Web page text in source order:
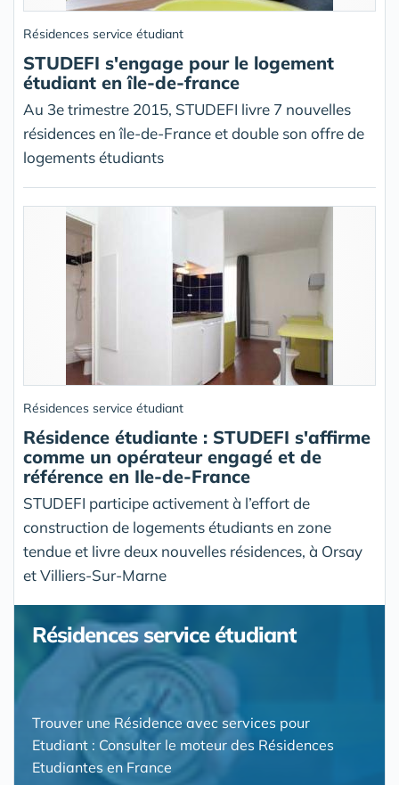
Résidences service étudiant
STUDEFI s'engage pour le logement
étudiant en île-de-france
Au 3e trimestre 2015, STUDEFI livre 7 nouvelles
résidences en île-de-France et double son offre de
logements étudiants
Résidences service étudiant
Résidence étudiante : STUDEFI s'affirme
comme un opérateur engagé et de
référence en Ile-de-France
STUDEFI participe activement à l’effort de
construction de logements étudiants en zone
tendue et livre deux nouvelles résidences, à Orsay
et Villiers-Sur-Marne
Résidences service étudiant
Trouver une Résidence avec services pour
Etudiant : Consulter le moteur des Résidences
Etudiantes en France